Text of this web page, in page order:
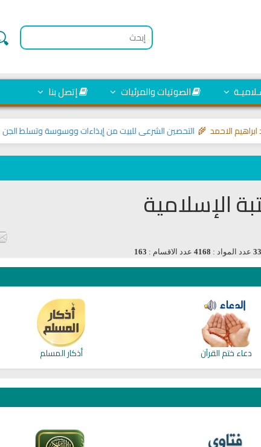
الصوتيات والمرئيات إتصل بنا
التحصين الشرعي للبيت من إيذاءات ووسوسة وتسلط الجن>> الاحمد 🌾
الإسلامية
عدد المواد : 4168 عدد الاقسام : 163
دعاء ختم القرآن أذكار المسلم